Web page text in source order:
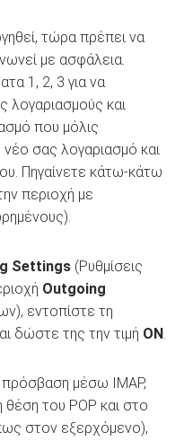
τώρα πρέπει να
με ασφάλεια.
1, 2, 3 για να
λογαριασμούς και
που μόλις
σας λογαριασμό και
Πηγαίνετε κάτω-κάτω
περιοχή με
Settings (Ρυθμίσεις
Outgoing
εντοπίστε τη
δώστε της την τιμή ON .
πρόσβαση μέσω IMAP,
θέση του POP και στο
στον εξερχόμενο),